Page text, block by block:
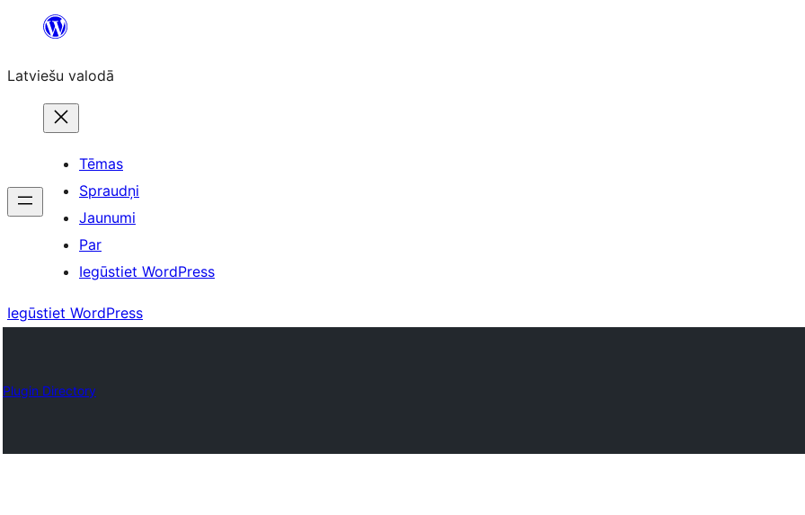
Pāriet
saturu
Latviešu valodā
Tēmas
Spraudņi
Jaunumi
Par
Iegūstiet WordPress
Iegūstiet WordPress
Plugin Directory